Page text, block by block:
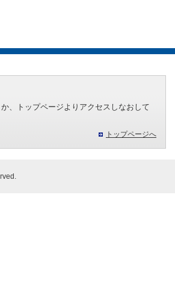
、トップページよりアクセスしなおして
トップページへ